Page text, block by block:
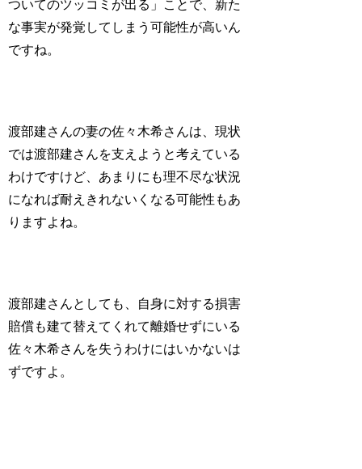
ついてのツッコミが出る」ことで、新た
な事実が発覚してしまう可能性が高いん
ですね。
渡部建さんの妻の佐々木希さんは、現状
では渡部建さんを支えようと考えている
わけですけど、あまりにも理不尽な状況
になれば耐えきれないくなる可能性もあ
りますよね。
渡部建さんとしても、自身に対する損害
賠償も建て替えてくれて離婚せずにいる
佐々木希さんを失うわけにはいかないは
ずですよ。